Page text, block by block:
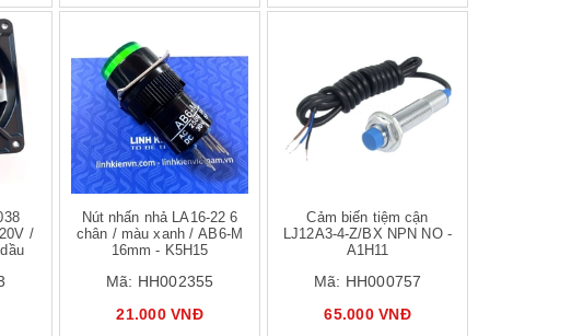
/
Nút nhấn nhả LA16-22 6
chân / màu xanh / AB6-M
16mm - K5H15
Mã: HH002355
21.000 VNĐ
Cảm biến tiệm cận
LJ12A3-4-Z/BX NPN NO -
A1H11
Mã: HH000757
65.000 VNĐ